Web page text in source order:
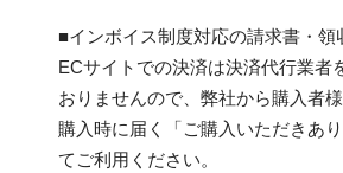
■インボイス制度対応の請求書・領
ECサイトでの決済は決済代行業者
おりませんので、弊社から購入者
購入時に届く「ご購入いただきあ
てご利用ください。